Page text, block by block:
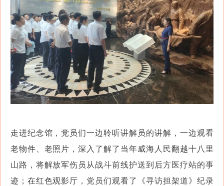
走进纪念馆，党员们一边聆听讲解员的讲解，一边观看
老物件、老照片，深入了解了当年威海人民翻越十八里
山路，将解放军伤员从战斗前线护送到后方医疗站的事
迹；在红色观影厅，党员们观看了《寻访担架道》纪录